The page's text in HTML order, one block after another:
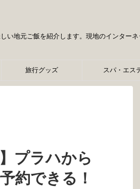
い地元ご飯を紹介します。現地のインター
旅行グッズ スパ・エス
プラハから
約できる！